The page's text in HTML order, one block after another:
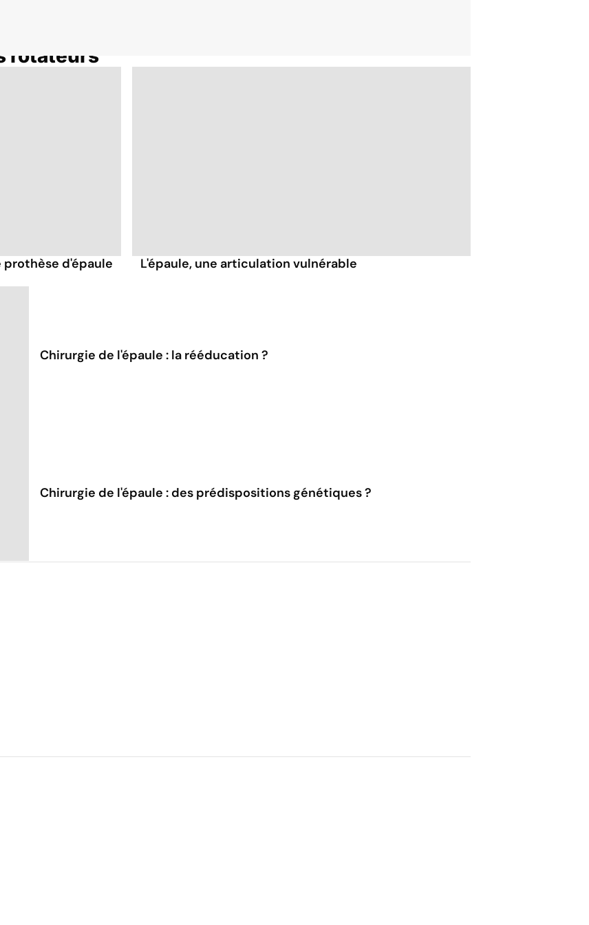
rotateurs
d'épaule
L'épaule, une articulation vulnérable
Chirurgie de l'épaule : la rééducation ?
Chirurgie de l'épaule : des prédispositions génétiques ?